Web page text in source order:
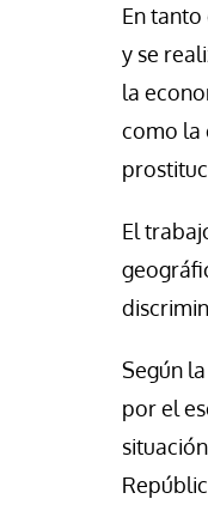
En
y se
la
como la
El
Según
por el